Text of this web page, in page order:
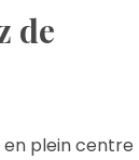
de
en plein centre